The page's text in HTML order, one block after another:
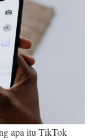
apa itu TikTok